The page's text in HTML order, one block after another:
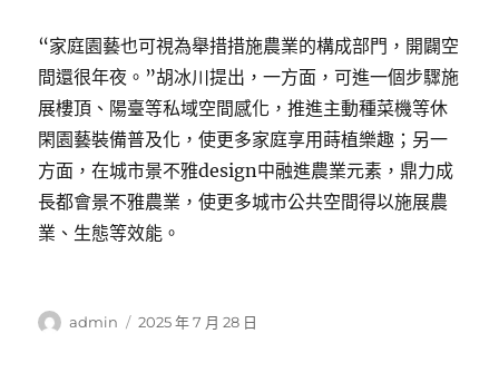
“家庭園藝也可視為舉措措施農業的構成部門，開闢空
間還很年夜。”胡冰川提出，一方面，可進一個步驟施
展樓頂、陽臺等私域空間感化，推進主動種菜機等休
閑園藝裝備普及化，使更多家庭享用蒔植樂趣；另一
方面，在城市景不雅design中融進農業元素，鼎力成
長都會景不雅農業，使更多城市公共空間得以施展農
業、生態等效能。
作
admin
發
2025 年 7 月 28 日